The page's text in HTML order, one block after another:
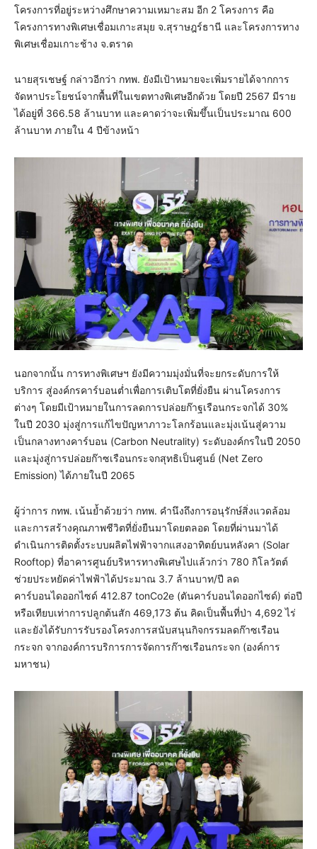
โครงการที่อยู่ระหว่างศึกษาความเหมาะสม อีก 2 โครงการ คือ
โครงการทางพิเศษเชื่อมเกาะสมุย จ.สุราษฎร์ธานี และโครงการทาง
พิเศษเชื่อมเกาะช้าง จ.ตราด
นายสุรเชษฐ์ กล่าวอีกว่า กทพ. ยังมีเป้าหมายจะเพิ่มรายได้จากการ
จัดหาประโยชน์จากพื้นที่ในเขตทางพิเศษอีกด้วย โดยปี 2567 มีราย
ได้อยู่ที่ 366.58 ล้านบาท และคาดว่าจะเพิ่มขึ้นเป็นประมาณ 600
ล้านบาท ภายใน 4 ปีข้างหน้า
นอกจากนั้น การทางพิเศษฯ ยังมีความมุ่งมั่นที่จะยกระดับการให้
บริการ สู่องค์กรคาร์บอนต่ำเพื่อการเติบโตที่ยั่งยืน ผ่านโครงการ
ต่างๆ โดยมีเป้าหมายในการลดการปล่อยก๊าฐเรือนกระจกได้ 30%
ในปี 2030 มุ่งสู่การแก้ไขปัญหาภาวะโลกร้อนและมุ่งเน้นสู่ความ
เป็นกลางทางคาร์บอน (Carbon Neutrality) ระดับองค์กรในปี 2050
และมุ่งสู่การปล่อยก๊าซเรือนกระจกสุทธิเป็นศูนย์ (Net Zero
Emission) ได้ภายในปี 2065
ผู้ว่าการ กทพ. เน้นย้ำด้วยว่า กทพ. คำนึงถึงการอนุรักษ์สิ่งแวดล้อม
และการสร้างคุณภาพชีวิตที่ยั่งยืนมาโดยตลอด โดยที่ผ่านมาได้
ดำเนินการติดตั้งระบบผลิตไฟฟ้าจากแสงอาทิตย์บนหลังคา (Solar
Rooftop) ที่อาคารศูนย์บริหารทางพิเศษไปแล้วกว่า 780 กิโลวัตต์
ช่วยประหยัดค่าไฟฟ้าได้ประมาณ 3.7 ล้านบาท/ปี ลด
คาร์บอนไดออกไซด์ 412.87 tonCo2e (ตันคาร์บอนไดออกไซด์) ต่อปี
หรือเทียบเท่าการปลูกต้นสัก 469,173 ต้น คิดเป็นพื้นที่ป่า 4,692 ไร่
และยังได้รับการรับรองโครงการสนับสนุนกิจกรรมลดก๊าซเรือน
กระจก จากองค์การบริการการจัดการก๊าซเรือนกระจก (องค์การ
มหาชน)